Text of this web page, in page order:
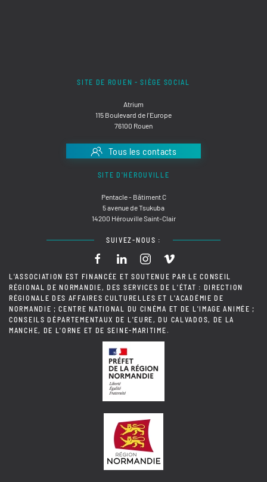
SITE DE ROUEN - SIÈGE SOCIAL
Atrium
115 Boulevard de l'Europe
76100 Rouen
Tous les contacts
SITE D'HÉROUVILLE
Pentacle - Bâtiment C
5 avenue de Tsukuba
14200 Hérouville Saint-Clair
SUIVEZ-NOUS :
L'ASSOCIATION EST FINANCÉE ET SOUTENUE PAR LE CONSEIL
RÉGIONAL DE NORMANDIE, DES SERVICES DE L'ÉTAT : DIRECTION
RÉGIONALE DES AFFAIRES CULTURELLES ET L'ACADÉMIE DE
NORMANDIE ; CENTRE NATIONAL DU CINÉMA ET DE L'IMAGE ANIMÉE ;
CONSEILS DÉPARTEMENTAUX DE L'EURE, DU CALVADOS, DE LA
MANCHE, DE L'ORNE ET DE SEINE-MARITIME.